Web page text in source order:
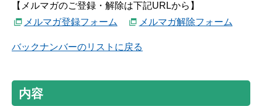
【メルマガのご登録・解除は下記URLから】
メルマガ登録フォーム
メルマガ解除フォーム
バックナンバーのリストに戻る
内容